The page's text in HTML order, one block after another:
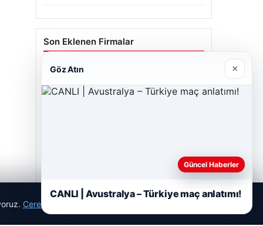
Son Eklenen Firmalar
Çerez Politikamız
Göz Atın ×
Güncel Haberler
CANLI | Avustralya – Türkiye maç anlatımı!